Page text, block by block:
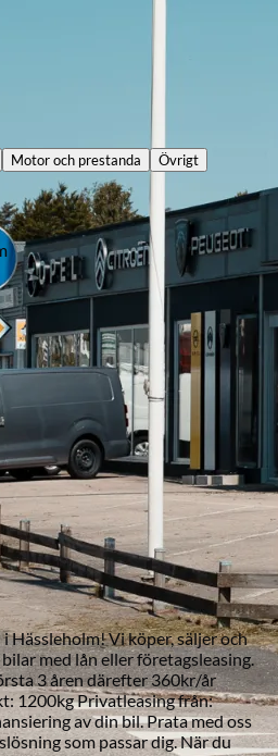
Motor och prestanda Övrigt
Hässleholm! Vi köper, säljer och
med lån eller företagsleasing.
3 åren därefter 360kr/år
1200kg Privatleasing från:
av din bil. Prata med oss
som passar dig. När du